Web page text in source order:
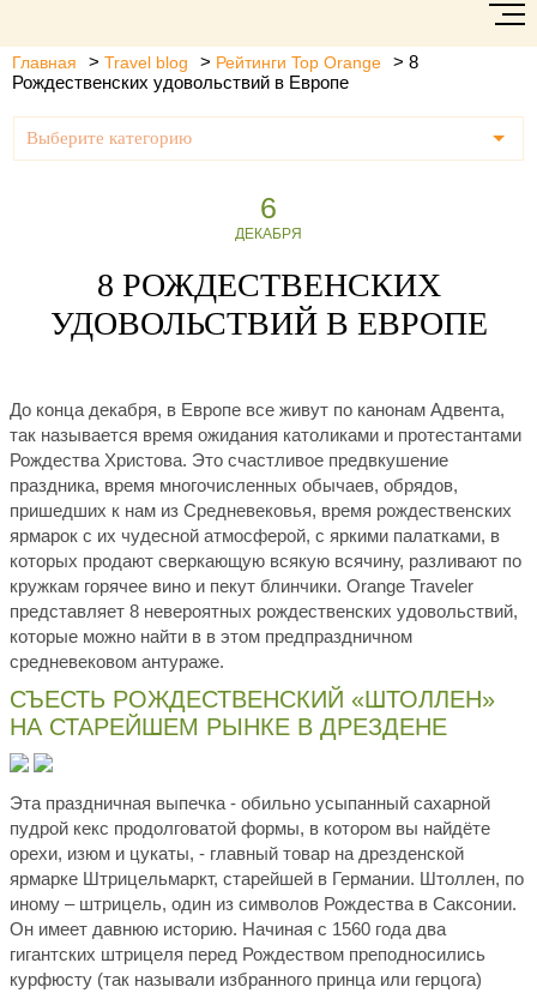
Главная > Travel blog > Рейтинги Top Orange > 8
Рождественских удовольствий в Европе
Выберите категорию
6
ДЕКАБРЯ
8 РОЖДЕСТВЕНСКИХ
УДОВОЛЬСТВИЙ В ЕВРОПЕ
До конца декабря, в Европе все живут по канонам Адвента,
так называется время ожидания католиками и протестантами
Рождества Христова. Это счастливое предвкушение
праздника, время многочисленных обычаев, обрядов,
пришедших к нам из Средневековья, время рождественских
ярмарок с их чудесной атмосферой, c яркими палатками, в
которых продают сверкающую всякую всячину, разливают по
кружкам горячее вино и пекут блинчики. Orange Traveler
представляет 8 невероятных рождественских удовольствий,
которые можно найти в в этом предпраздничном
средневековом антураже.
СЪЕСТЬ РОЖДЕСТВЕНСКИЙ «ШТОЛЛЕН»
НА СТАРЕЙШЕМ РЫНКЕ В ДРЕЗДЕНЕ
Эта праздничная выпечка - обильно усыпанный сахарной
пудрой кекс продолговатой формы, в котором вы найдёте
орехи, изюм и цукаты, - главный товар на дрезденской
ярмарке Штрицельмаркт, старейшей в Германии. Штоллен, по
иному – штрицель, один из символов Рождества в Саксонии.
Он имеет давнюю историю. Начиная с 1560 года два
гигантских штрицеля перед Рождеством преподносились
курфюсту (так называли избранного принца или герцога)